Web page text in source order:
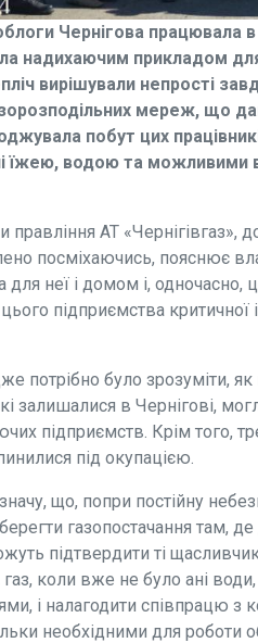
Чернігова працювала
надихаючим прикладом для
вирішували непрості
мереж, що
побут цих
їжею, водою та можливими
АТ «Чернігівгаз»,
посміхаючись, пояснює
для неї і домом і,
цього підприємства критичної
потрібно було зрозуміти,
залишалися в Чернігові,
підприємств. Крім того,
під окупацією.
що, попри постійну
газопостачання там,
підтвердити ті
коли вже не було ані води,
і налагодити співпрацю з
необхідними для роботи